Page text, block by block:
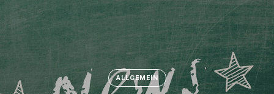
ALLGEMEIN